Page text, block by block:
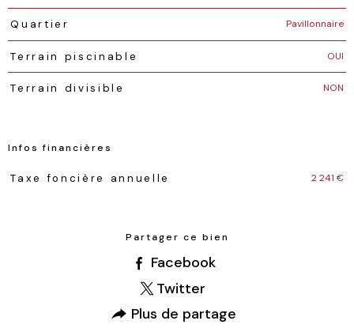
Quartier Pavillonnaire
Terrain piscinable OUI
Terrain divisible NON
Infos financières
Caractéristiques Valeurs
Taxe foncière annuelle 2 241 €
Partager ce bien
Facebook
Twitter
Plus de partage